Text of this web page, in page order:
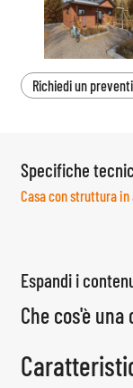
Richiedi un
Specifiche
Casa con struttura
Espandi i
Che cos'è